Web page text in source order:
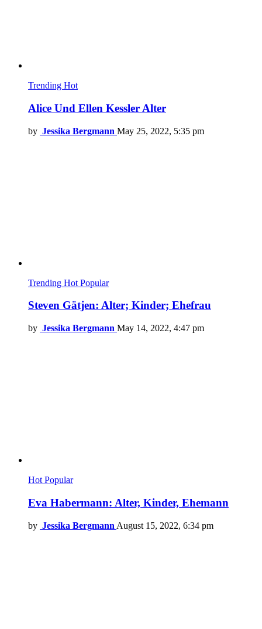
Trending Hot
Alice Und Ellen Kessler Alter
by Jessika Bergmann May 25, 2022, 5:35 pm
Trending Hot Popular
Steven Gätjen: Alter; Kinder; Ehefrau
by Jessika Bergmann May 14, 2022, 4:47 pm
Hot Popular
Eva Habermann: Alter, Kinder, Ehemann
by Jessika Bergmann August 15, 2022, 6:34 pm